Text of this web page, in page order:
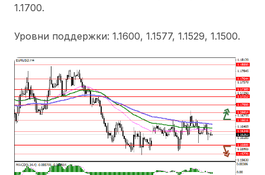
1.1700.
Уровни поддержки: 1.1600, 1.1577, 1.1529, 1.1500.